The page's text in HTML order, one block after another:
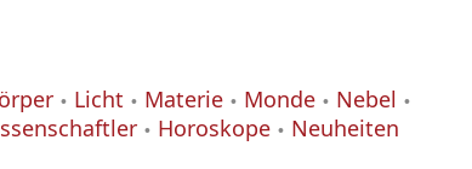
Licht Materie Monde
Nebel
Horoskope Neuheiten